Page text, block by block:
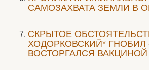
САМОЗАХВАТА ЗЕМЛИ В
СКРЫТОЕ
ХОДОРКОВСКИЙ* ГНОБИЛ
ВОСТОРГАЛСЯ ВАКЦИНОЙ